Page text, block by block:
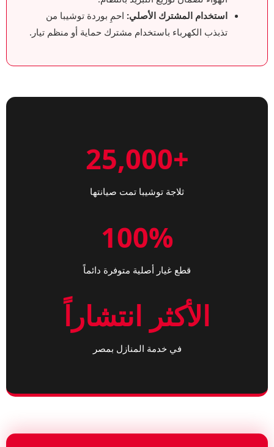
استخدام المشترك الأصلي: احمِ بوردة توشيبا من
تذبذب الكهرباء باستخدام مشترك حماية أو منظم تيار.
+25,000
ثلاجة توشيبا تمت صيانتها
100%
قطع غيار أصلية متوفرة دائماً
الأكثر انتشاراً
في خدمة المنازل بمصر